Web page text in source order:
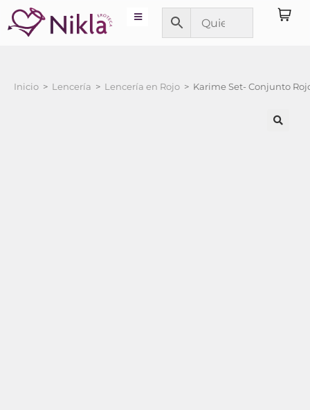
Inicio > Lencería > Lencería en Rojo > Karime Set- Conjunto